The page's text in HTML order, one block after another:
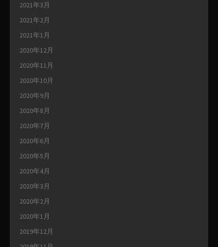
2021年3月
2021年2月
2021年1月
2020年12月
2020年11月
2020年10月
2020年9月
2020年8月
2020年7月
2020年6月
2020年5月
2020年4月
2020年3月
2020年2月
2020年1月
2019年12月